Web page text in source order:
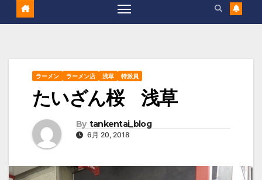
ラーメン ラーメン店 浅草 特派員
たいざん桜 浅草
By tankentai_blog
6月 20, 2018